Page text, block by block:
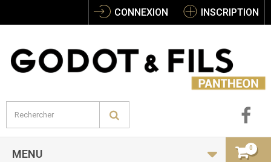
CONNEXION INSCRIPTION
MENU 0